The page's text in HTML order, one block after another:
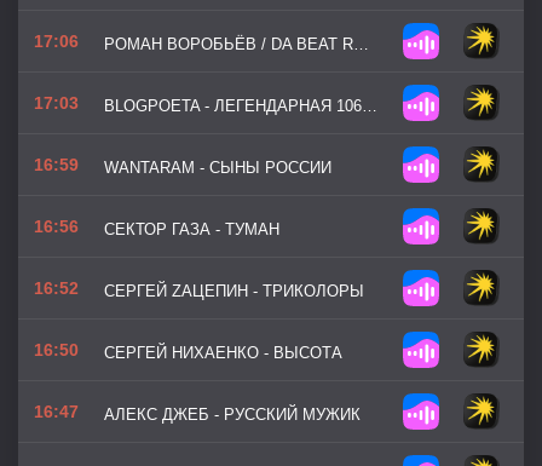
17:06 РОМАН ВОРОБЬЁВ / DA BEAT RECORDZ / ДАНИЛА ТОПАЛ - ЗА СОЛДАТ
17:03 BLOGPOETA - ЛЕГЕНДАРНАЯ 106 ДИВИЗИЯ ВДВ
16:59 WANTARAM - СЫНЫ РОССИИ
16:56 СЕКТОР ГАЗА - ТУМАН
16:52 СЕРГЕЙ ZАЦЕПИН - ТРИКОЛОРЫ
16:50 СЕРГЕЙ НИХАЕНКО - ВЫСОТА
16:47 АЛЕКС ДЖЕБ - РУССКИЙ МУЖИК